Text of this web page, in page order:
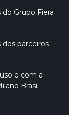
Grupo Fiera
parceiros
e com a
Brasil